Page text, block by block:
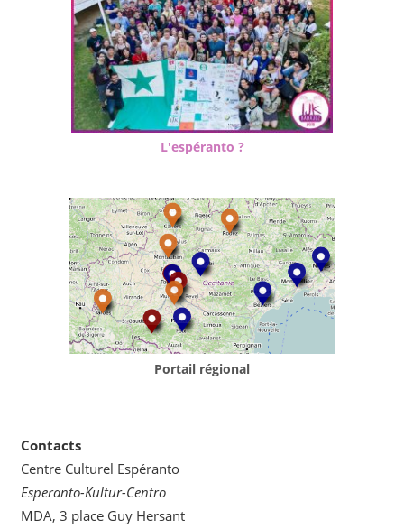
L'espéranto ?
Portail régional
Contacts
Centre Culturel Espéranto
Esperanto-Kultur-Centro
MDA, 3 place Guy Hersant